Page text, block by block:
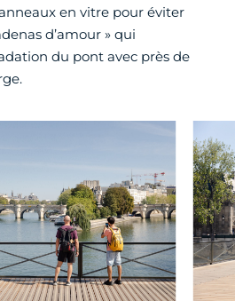
en vitre pour éviter
d’amour » qui
du pont avec près de